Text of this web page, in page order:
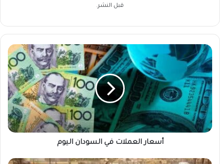
قبل النشر.
أسعار
العملات
في
السودان
اليوم
أسعار العملات في السودان اليوم